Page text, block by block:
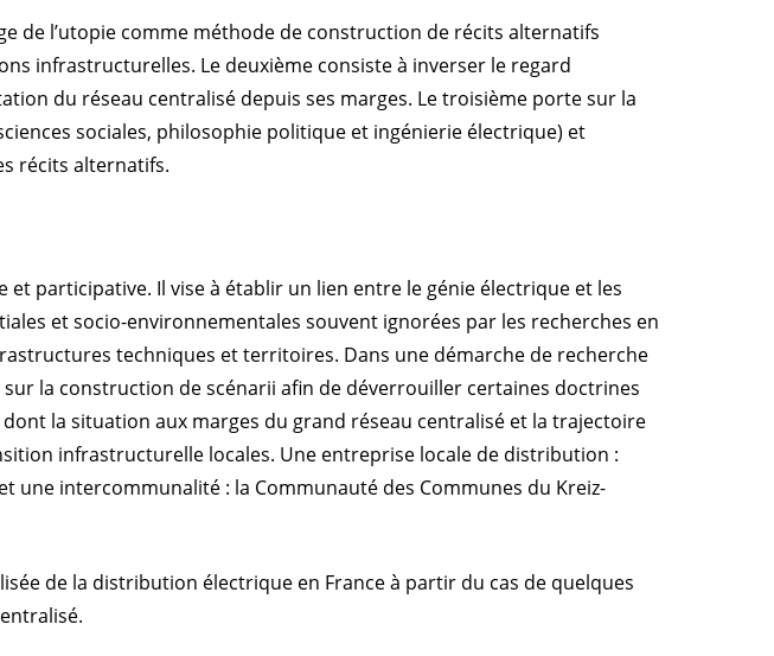
de l’utopie comme méthode de construction de récits alternatifs
infrastructurelles. Le deuxième consiste à inverser le regard
du réseau centralisé depuis ses marges. Le troisième porte sur la
sociales, philosophie politique et ingénierie électrique) et
récits alternatifs.
participative. Il vise à établir un lien entre le génie électrique et les
et socio-environnementales souvent ignorées par les recherches en
techniques et territoires. Dans une démarche de recherche
la construction de scénarii afin de déverrouiller certaines doctrines
la situation aux marges du grand réseau centralisé et la trajectoire
infrastructurelle locales. Une entreprise locale de distribution :
une intercommunalité : la Communauté des Communes du Kreiz-
de la distribution électrique en France à partir du cas de quelques